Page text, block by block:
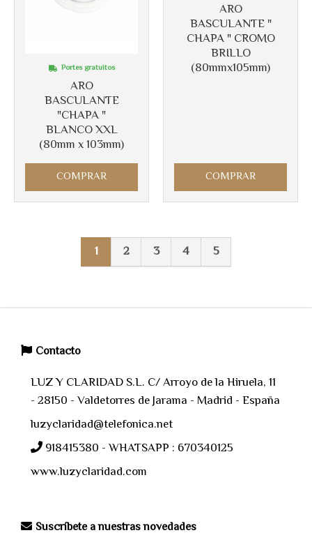
ARO
BASCULANTE
"CHAPA "
BLANCO XXL
(80mm x 103mm)
Portes gratuitos
COMPRAR
ARO
BASCULANTE "
CHAPA " CROMO
BRILLO
(80mmx105mm)
COMPRAR
1 2 3 4 5
Contacto
LUZ Y CLARIDAD S.L. C/ Arroyo de la Hiruela, 11
- 28150 - Valdetorres de Jarama - Madrid - España
luzyclaridad@telefonica.net
918415380 - WHATSAPP : 670340125
www.luzyclaridad.com
Suscríbete a nuestras novedades